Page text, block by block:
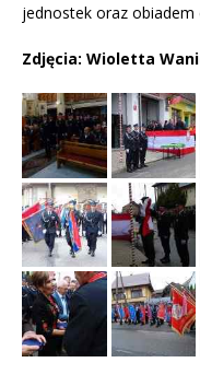
jednostek oraz obiadem
Zdjęcia: Wioletta